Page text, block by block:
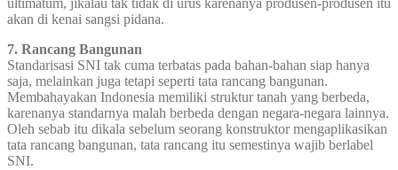
ultimatum, jikalau tak tidak di urus karenanya produsen-produsen itu
akan di kenai sangsi pidana.
7. Rancang Bangunan
Standarisasi SNI tak cuma terbatas pada bahan-bahan siap hanya
saja, melainkan juga tetapi seperti tata rancang bangunan.
Membahayakan Indonesia memiliki struktur tanah yang berbeda,
karenanya standarnya malah berbeda dengan negara-negara lainnya.
Oleh sebab itu dikala sebelum seorang konstruktor mengaplikasikan
tata rancang bangunan, tata rancang itu semestinya wajib berlabel
SNI.